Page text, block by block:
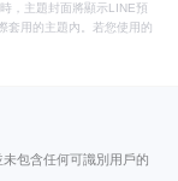
，主題封面將顯示LINE預
套用的主題內。若您使用的
包含任何可識別用戶的